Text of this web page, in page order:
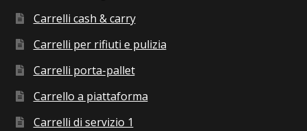
Carrelli cash & carry
Carrelli per rifiuti e pulizia
Carrelli porta-pallet
Carrello a piattaforma
Carrelli di servizio 1